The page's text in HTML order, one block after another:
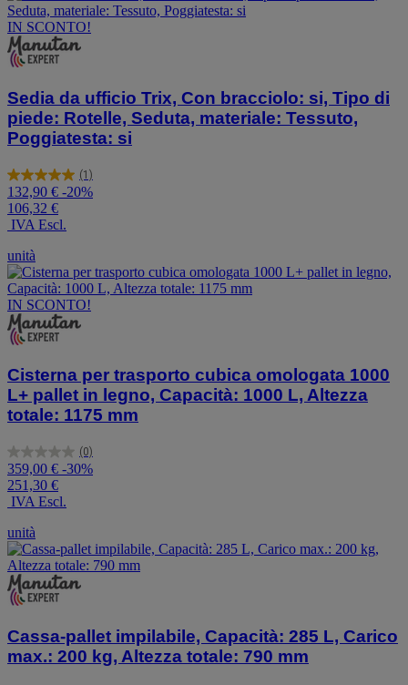
IN SCONTO!
Sedia da ufficio Trix, Con bracciolo: si, Tipo di
piede: Rotelle, Seduta, materiale: Tessuto,
Poggiatesta: si
(1)
5.0
su
5
stelle.
recensione
132,90 € -20%
106,32 €
IVA Escl.
unità
IN SCONTO!
Cisterna per trasporto cubica omologata 1000
L+ pallet in legno, Capacità: 1000 L, Altezza
totale: 1175 mm
(0)
0.0
su
5
stelle.
359,00 € -30%
251,30 €
IVA Escl.
unità
Cassa-pallet impilabile, Capacità: 285 L, Carico
max.: 200 kg, Altezza totale: 790 mm